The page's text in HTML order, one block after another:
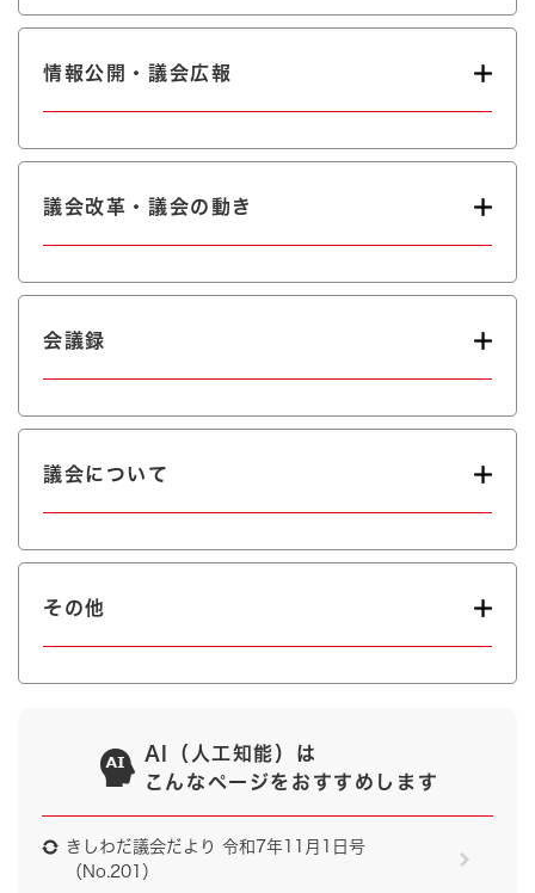
情報公開・議会広報
議会改革・議会の動き
会議録
議会について
その他
AI（人工知能）は
こんなページをおすすめします
きしわだ議会だより 令和7年11月1日号
（No.201）